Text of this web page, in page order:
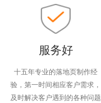
服务好
十五年专业的落地页制作经
验，第一时间相应客户需求，
及时解决客户遇到的各种问题